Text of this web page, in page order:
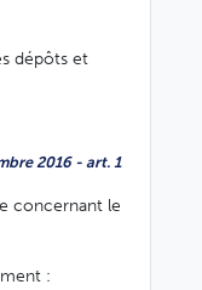
dépôts et
2016 - art. 1
concernant le
: